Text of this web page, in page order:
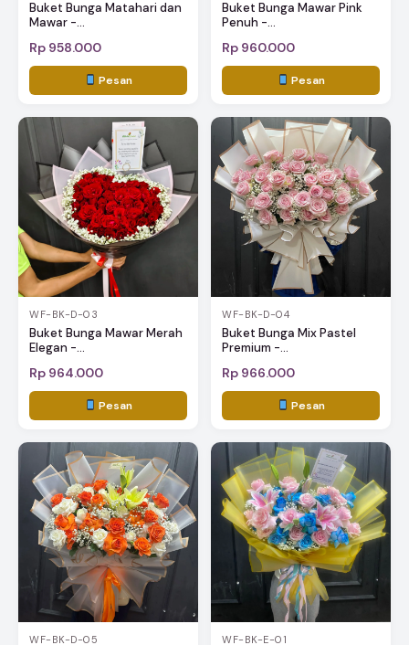
Buket Bunga Matahari dan
Mawar -...
Rp 958.000
Pesan
Buket Bunga Mawar Pink
Penuh -...
Rp 960.000
Pesan
WF-BK-D-03
Buket Bunga Mawar Merah
Elegan -...
Rp 964.000
Pesan
WF-BK-D-04
Buket Bunga Mix Pastel
Premium -...
Rp 966.000
Pesan
WF-BK-D-05 WF-BK-E-01